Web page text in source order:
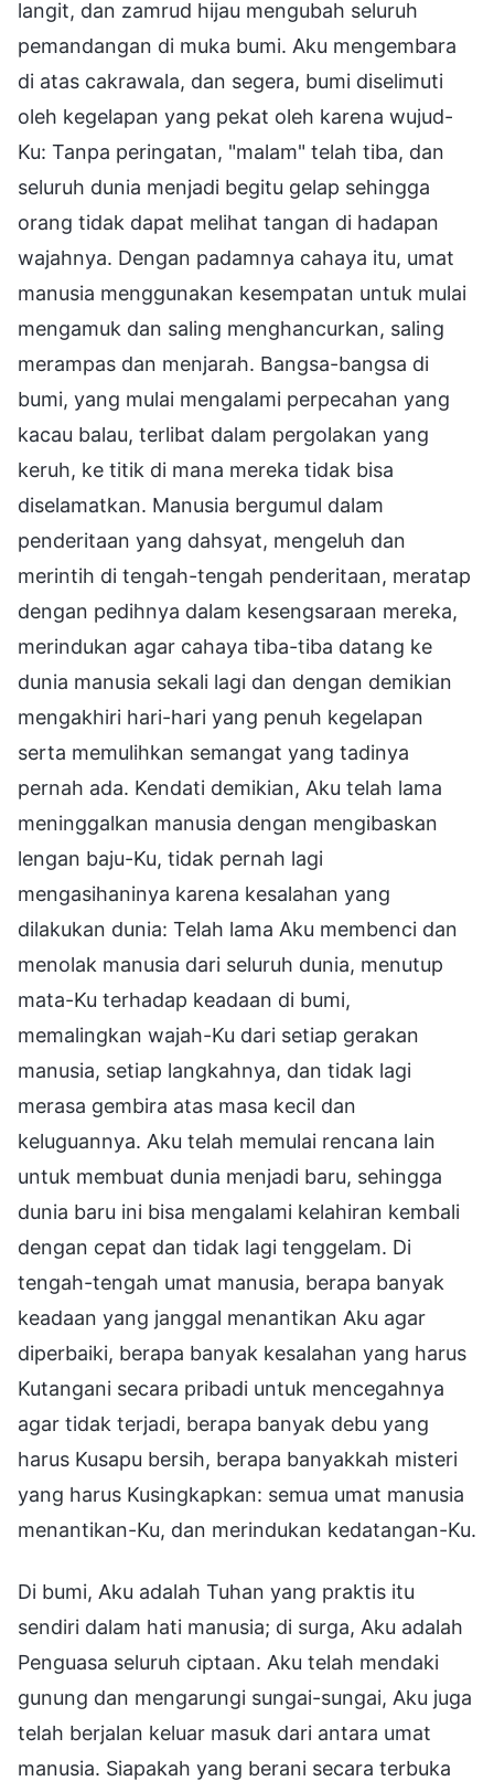
langit, dan zamrud hijau mengubah seluruh
pemandangan di muka bumi. Aku mengembara
di atas cakrawala, dan segera, bumi diselimuti
oleh kegelapan yang pekat oleh karena wujud-
Ku: Tanpa peringatan, "malam" telah tiba, dan
seluruh dunia menjadi begitu gelap sehingga
orang tidak dapat melihat tangan di hadapan
wajahnya. Dengan padamnya cahaya itu, umat
manusia menggunakan kesempatan untuk mulai
mengamuk dan saling menghancurkan, saling
merampas dan menjarah. Bangsa-bangsa di
bumi, yang mulai mengalami perpecahan yang
kacau balau, terlibat dalam pergolakan yang
keruh, ke titik di mana mereka tidak bisa
diselamatkan. Manusia bergumul dalam
penderitaan yang dahsyat, mengeluh dan
merintih di tengah-tengah penderitaan, meratap
dengan pedihnya dalam kesengsaraan mereka,
merindukan agar cahaya tiba-tiba datang ke
dunia manusia sekali lagi dan dengan demikian
mengakhiri hari-hari yang penuh kegelapan
serta memulihkan semangat yang tadinya
pernah ada. Kendati demikian, Aku telah lama
meninggalkan manusia dengan mengibaskan
lengan baju-Ku, tidak pernah lagi
mengasihaninya karena kesalahan yang
dilakukan dunia: Telah lama Aku membenci dan
menolak manusia dari seluruh dunia, menutup
mata-Ku terhadap keadaan di bumi,
memalingkan wajah-Ku dari setiap gerakan
manusia, setiap langkahnya, dan tidak lagi
merasa gembira atas masa kecil dan
keluguannya. Aku telah memulai rencana lain
untuk membuat dunia menjadi baru, sehingga
dunia baru ini bisa mengalami kelahiran kembali
dengan cepat dan tidak lagi tenggelam. Di
tengah-tengah umat manusia, berapa banyak
keadaan yang janggal menantikan Aku agar
diperbaiki, berapa banyak kesalahan yang harus
Kutangani secara pribadi untuk mencegahnya
agar tidak terjadi, berapa banyak debu yang
harus Kusapu bersih, berapa banyakkah misteri
yang harus Kusingkapkan: semua umat manusia
menantikan-Ku, dan merindukan kedatangan-Ku.
Di bumi, Aku adalah Tuhan yang praktis itu
sendiri dalam hati manusia; di surga, Aku adalah
Penguasa seluruh ciptaan. Aku telah mendaki
gunung dan mengarungi sungai-sungai, Aku juga
telah berjalan keluar masuk dari antara umat
manusia. Siapakah yang berani secara terbuka